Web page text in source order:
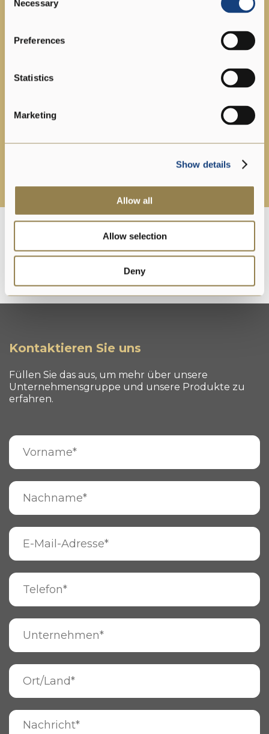
Selection
Necessary
Preferences
Statistics
Marketing
Show details
Allow all
Allow selection
Deny
Logistik
Kontaktieren Sie uns
Füllen Sie das aus, um mehr über unsere
Unternehmensgruppe und unsere Produkte zu
erfahren.